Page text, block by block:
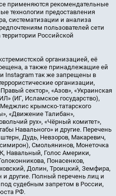
применяются рекомендательные
технологии предоставления
систематизации и анализа
пользователей сети
Российской
организацией, её
а также принадлежащие ей
Instagram так же запрещены в
организации,
сектор», «Азов», «Украинская
(ИГ, Исламское государство),
крымско-татарского
«Движение Талибан»,
рух», «Чёрный комитет»,
Навального» и другие. Перечень
Дудь, Невзоров, Макаревич,
Смольянинов, Монеточка
Навальный, Голос Америки,
Понасенков,
Долин, Троицкий, Земфира,
и другие. Полный перечень лиц и
судебным запретом в России,
РФ.